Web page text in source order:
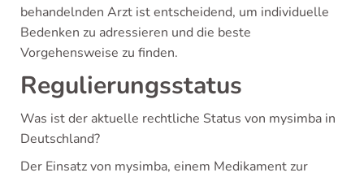
behandelnden Arzt ist entscheidend, um individuelle
Bedenken zu adressieren und die beste
Vorgehensweise zu finden.
Regulierungsstatus
Was ist der aktuelle rechtliche Status von mysimba in
Deutschland?
Der Einsatz von mysimba, einem Medikament zur